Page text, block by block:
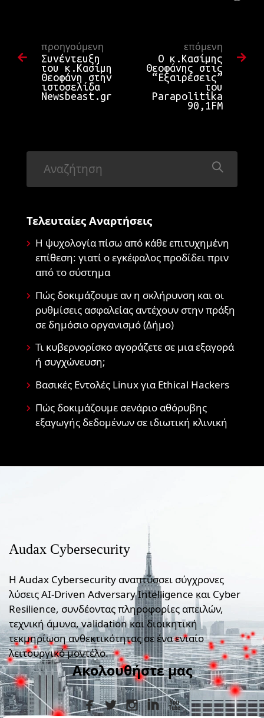
προηγούμενη
Συνέντευξη
του κ.Κασίμη
Θεοφάνη στην
ιστοσελίδα
Newsbeast.gr
επόμενη
Ο κ.Κασίμης
Θεοφάνης στις
“Εξαιρέσεις”
του
Parapolitika
90,1FM
Τελευταίες Αναρτήσεις
Η ψυχολογία πίσω από κάθε επιτυχημένη
επίθεση: γιατί ο εγκέφαλος προδίδει πριν
από το σύστημα
Πώς δοκιμάζουμε αν η σκλήρυνση και οι
ρυθμίσεις ασφαλείας αντέχουν στην πράξη
σε δημόσιο οργανισμό (Δήμο)
Τι κυβερνορίσκο αγοράζετε σε μια εξαγορά
ή συγχώνευση;
Βασικές Εντολές Linux για Ethical Hackers
Πώς δοκιμάζουμε σενάριο αθόρυβης
εξαγωγής δεδομένων σε ιδιωτική κλινική
Audax Cybersecurity
Η Audax Cybersecurity αναπτύσσει σύγχρονες
λύσεις AI-Driven Adversary Intelligence και Cyber
Resilience, συνδέοντας πληροφορίες απειλών,
τεχνική άμυνα, validation και διοικητική
τεκμηρίωση ανθεκτικότητας σε ένα ενιαίο
λειτουργικό μοντέλο.
Ακολουθήστε μας